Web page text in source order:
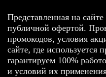
Представленная на
публичной офертой.
промокодов, условия
сайте, где
гарантируем 100%
и условий их